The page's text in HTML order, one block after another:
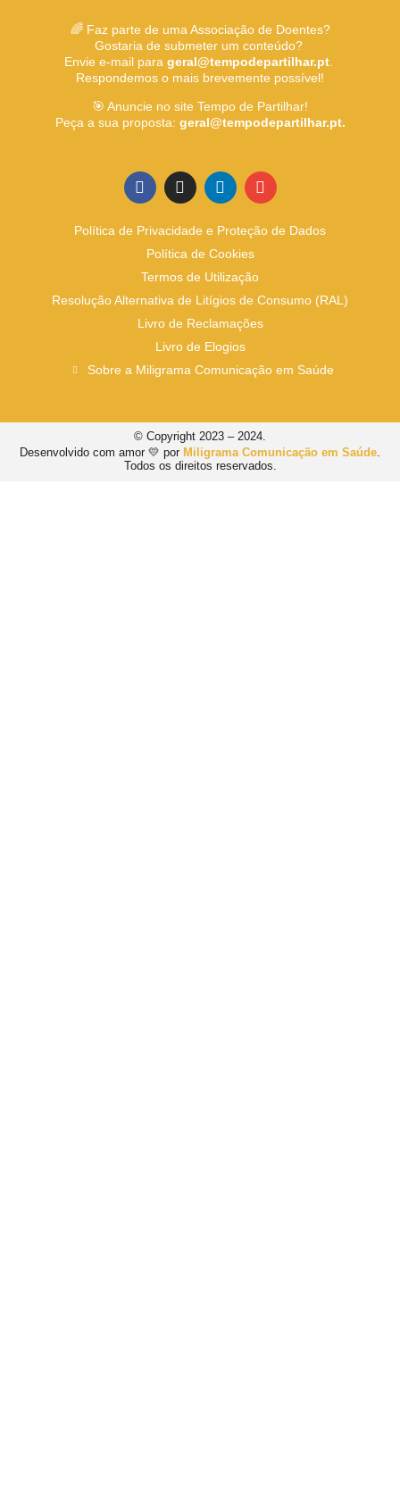
🌈 Faz parte de uma Associação de Doentes?
Gostaria de submeter um conteúdo?
Envie e-mail para geral@tempodepartilhar.pt.
Respondemos o mais brevemente possível!
🎯 Anuncie no site Tempo de Partilhar!
Peça a sua proposta: geral@tempodepartilhar.pt.
Política de Privacidade e Proteção de Dados
Política de Cookies
Termos de Utilização
Resolução Alternativa de Litígios de Consumo (RAL)
Livro de Reclamações
Livro de Elogios
Sobre a Miligrama Comunicação em Saúde
© Copyright 2023 – 2024.
Desenvolvido com amor 💛 por Miligrama Comunicação em Saúde
Todos os direitos reservados.